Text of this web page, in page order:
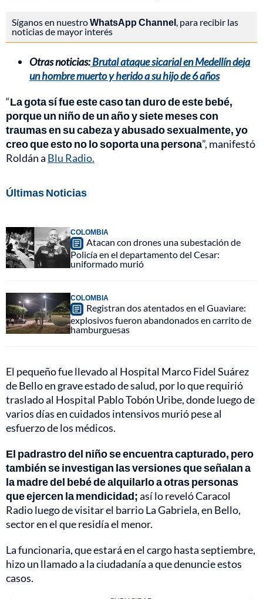
Síganos en nuestroWhatsApp Channel , para recibir las
noticias de mayor interés
Otras noticias:Brutal ataque sicarial en Medellín deja
un hombre muerto y herido a su hijo de 6 años
“La gota sí fue este caso tan duro de este bebé,
porque un niño de un año y siete meses con
traumas en su cabeza y abusado sexualmente, yo
creo que esto no lo soporta una persona”, manifestó
Roldán a Blu Radio.
Últimas Noticias
COLOMBIA
Atacan con drones una subestación de
Policía en el departamento del Cesar:
uniformado murió
COLOMBIA
Registran dos atentados en el Guaviare:
explosivos fueron abandonados en carrito de
hamburguesas
El pequeño fue llevado al Hospital Marco Fidel Suárez
de Bello en grave estado de salud, por lo que requirió
traslado al Hospital Pablo Tobón Uribe, donde luego de
varios días en cuidados intensivos murió pese al
esfuerzo de los médicos.
El padrastro del niño se encuentra capturado, pero
también se investigan las versiones que señalan a
la madre del bebé de alquilarlo a otras personas
que ejercen la mendicidad;así lo reveló Caracol
Radio luego de visitar el barrio La Gabriela, en Bello,
sector en el que residía el menor.
La funcionaria, que estará en el cargo hasta septiembre,
hizo un llamado a la ciudadanía a que denuncie estos
casos.